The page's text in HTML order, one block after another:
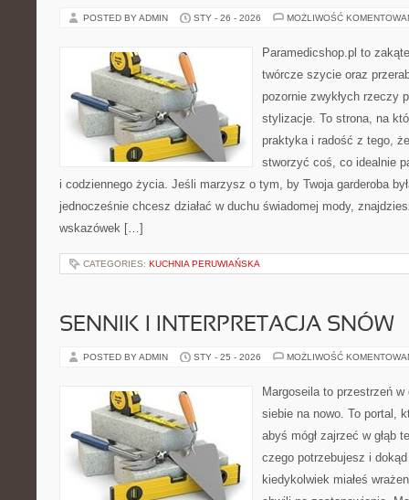
POSTED BY ADMIN STY - 26 - 2026 MOŻLIWOŚĆ
Paramedicshop.pl to
twórcze szycie oraz
pozornie zwykłych rzeczy
stylizacje. To strona, na
praktyka i radość z tego,
stworzyć coś, co idealnie
i codziennego życia. Jeśli marzysz o tym, by Twoja garderoba
jednocześnie chcesz działać w duchu świadomej mody,
wskazówek […]
CATEGORIES: KUCHNIA PERUWIAŃSKA
SENNIK I INTERPRETACJA SNÓW
POSTED BY ADMIN STY - 25 - 2026 MOŻLIWOŚĆ
Margoseila to przestrzeń
siebie na nowo. To portal,
abyś mógł zajrzeć w głąb
czego potrzebujesz i
kiedykolwiek miałeś